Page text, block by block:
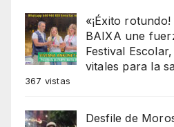
«¡Éxito
BAIXA une
Festival
vitales para la
367 vistas
Desfile de